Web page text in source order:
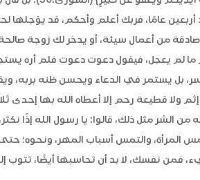
عامًا، فربك أعلم وأحكم، قد يؤجلها
من أعمال سيئة، أو يدخر لك زوجة
لم يعجل، فيقول دعوت دعوت فلم أره
بل يستمر في الدعاء ويحسن ظنه بربه،
ولا قطيعة رحم إلا أعطاه الله بها إحدى
الشر مثل ذلك، قالوا: يا رسول الله إذًا
المرأة، والتمس أسباب المهر، ونحوه؛
فمن نفسك، لا بد أن تحاسبها أيضًا، تتوب